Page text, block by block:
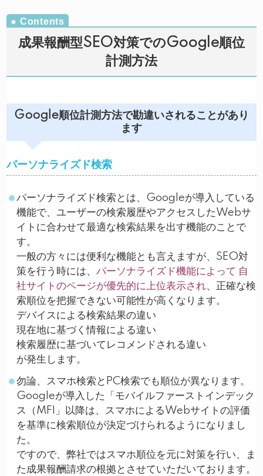
成果報酬型SEO対策でのGoogle順位
計測方法
Google順位計測方法で勘違いされることがあり
ます
パーソナライズド検索
パーソナライズド検索とは、Googleが導入している
機能で、ユーザーの検索履歴やアクセスしたWebサ
イトに合わせて最適な検索結果を出す機能のことで
す。
一般の方々には便利な機能とも言えますが、SEO対
策を行う時には、 パーソナライズド機能によって 自
社サイトのページが優先的に上位表示され、正確な検
索順位を把握できない可能性が高くなります。
デバイスによる検索結果の違い
現在地に基づく情報による違い
検索履歴に基づいてレコメンドされる違い
が発生します。
勿論、スマホ検索とPC検索でも順位が異なります。
Googleが導入した「モバイルファーストインデック
ス（MFI」以降は、スマホによるWebサイトの評価
を基準に検索順位が決定づけられるようになりまし
た。
ですので、弊社ではスマホ順位を元に対策を行い、ま
た成果報酬請求の根拠とさせていただいております。